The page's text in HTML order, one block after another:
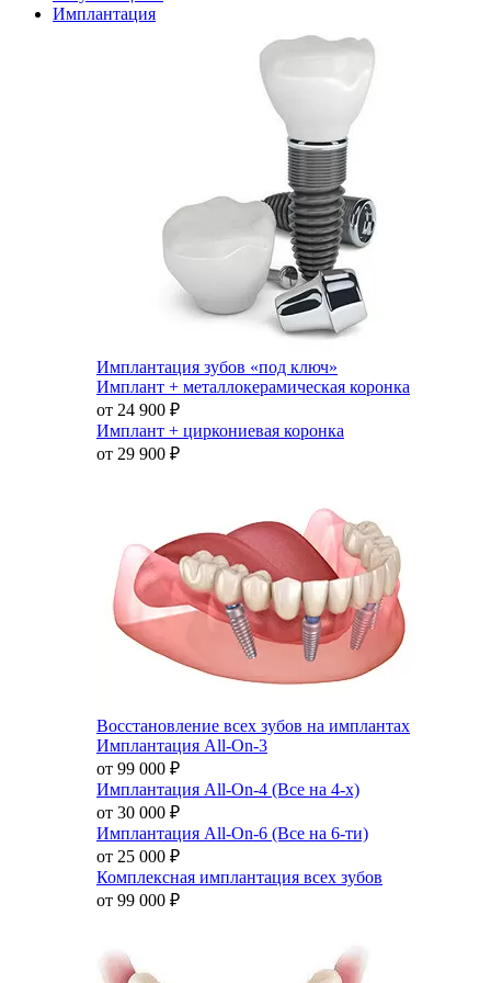
Имплантация
Имплантация зубов «под ключ»
Имплант + металлокерамическая коронка
от 24 900 ₽
Имплант + циркониевая коронка
от 29 900 ₽
Восстановление всех зубов на имплантах
Имплантация All-On-3
от 99 000 ₽
Имплантация All-On-4 (Все на 4-х)
от 30 000 ₽
Имплантация All-On-6 (Все на 6-ти)
от 25 000 ₽
Комплексная имплантация всех зубов
от 99 000 ₽